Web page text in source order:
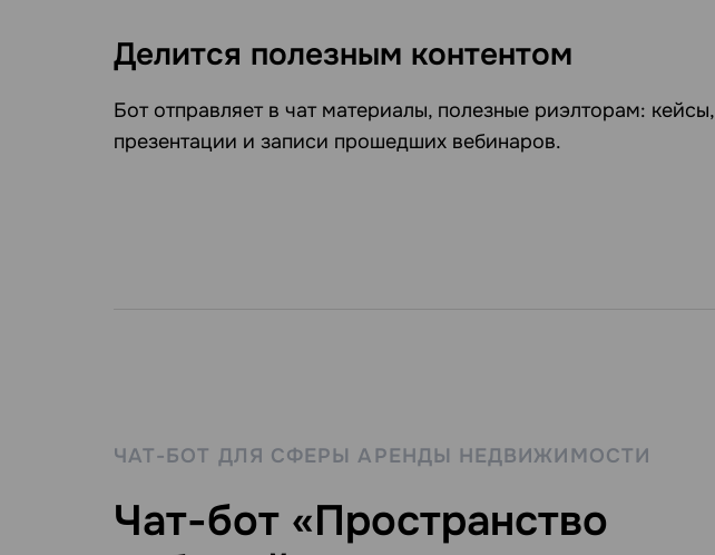
Делится полезным контентом
Бот отправляет в чат материалы, полезные риэлторам: кейсы,
презентации и записи прошедших вебинаров.
ЧАТ-БОТ ДЛЯ СФЕРЫ АРЕНДЫ НЕДВИЖИМОСТИ
Чат-бот «Пространство